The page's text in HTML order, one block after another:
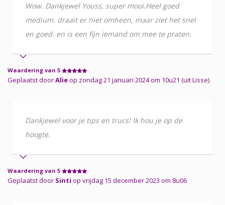
Wow. Dankjewel Youss, super mooi.Heel goed
medium. draait er niet omheen, maar ziet het snel
en goed. en is een fijn iemand om mee te praten.
Waardering van 5
Geplaatst doorAlieop zondag 21 januari 2024 om 10u21 (uit Lisse)
Dankjewel voor je tips en trucs! Ik hou je op de
hoogte.
Waardering van 5
Geplaatst door Sinti op vrijdag 15 december 2023 om 8u06